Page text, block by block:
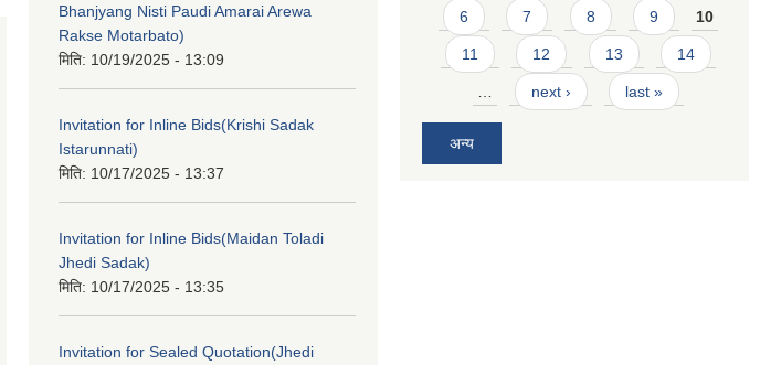
Bhanjyang Nisti Paudi Amarai Arewa
Rakse Motarbato)
मिति: 10/19/2025 - 13:09
Invitation for Inline Bids(Krishi Sadak
Istarunnati)
मिति: 10/17/2025 - 13:37
Invitation for Inline Bids(Maidan Toladi
Jhedi Sadak)
मिति: 10/17/2025 - 13:35
Invitation for Sealed Quotation(Jhedi
6 7 8 9 10
11 12 13 14
… next › last »
अन्य